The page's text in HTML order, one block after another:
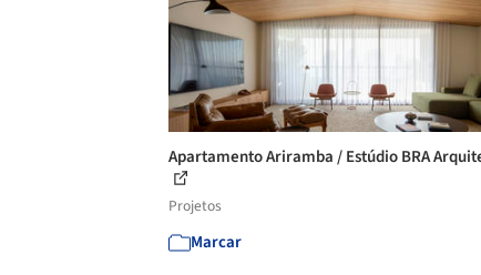
Apartamento Ariramba / Estúdio BRA
Projetos
Marcar